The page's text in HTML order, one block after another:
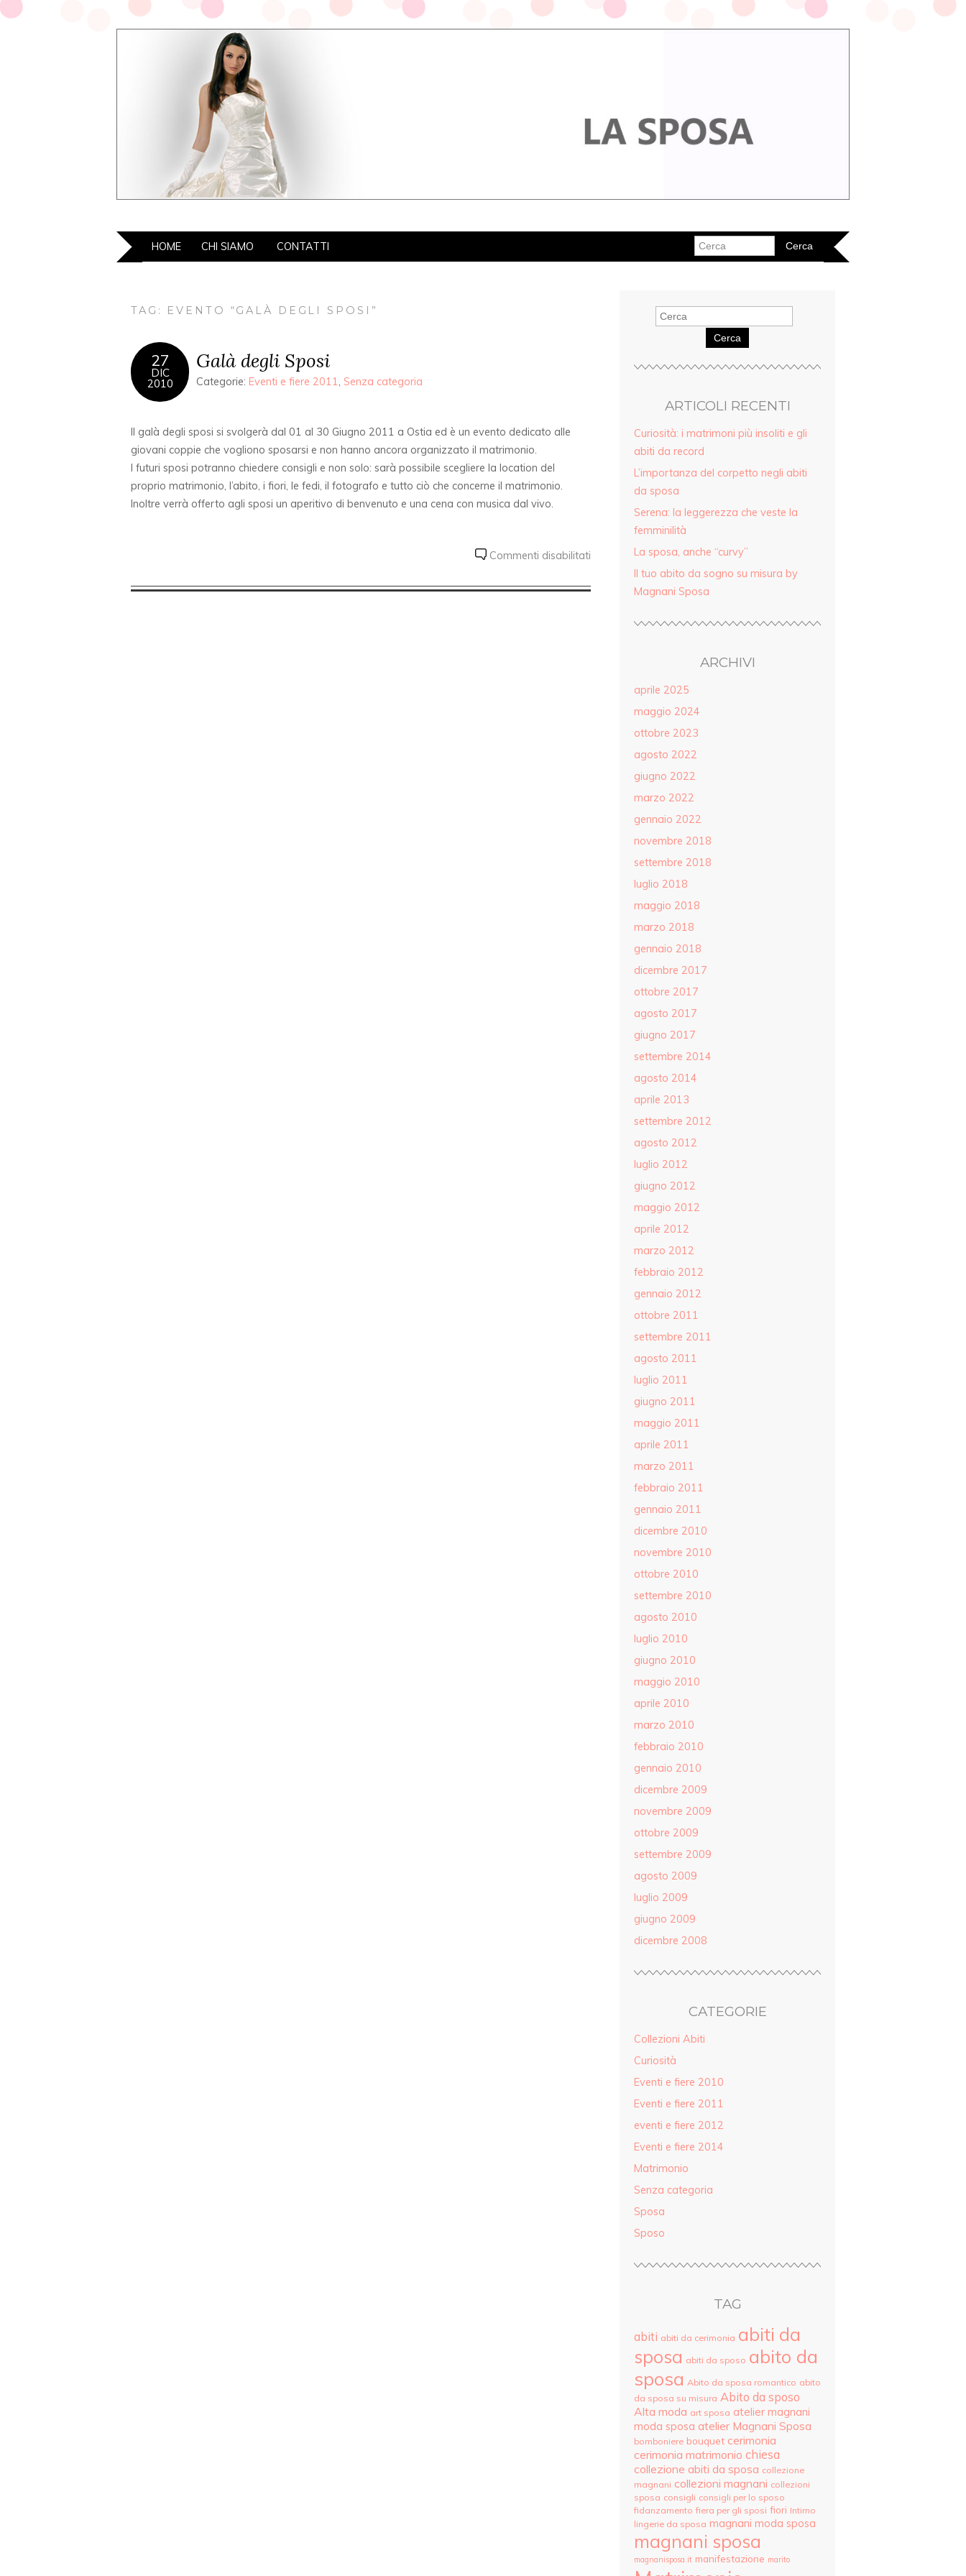
HOME CHI SIAMO CONTATTI
TAG: EVENTO “GALÀ DEGLI SPOSI”
27
DIC
2010
Galà degli Sposi
Categorie: Eventi e fiere 2011, Senza categoria
Il galà degli sposi si svolgerà dal 01 al 30 Giugno 2011 a Ostia ed è un evento dedicato alle
giovani coppie che vogliono sposarsi e non hanno ancora organizzato il matrimonio.
I futuri sposi potranno chiedere consigli e non solo: sarà possibile scegliere la location del
proprio matrimonio, l’abito, i fiori, le fedi, il fotografo e tutto ciò che concerne il matrimonio.
Inoltre verrà offerto agli sposi un aperitivo di benvenuto e una cena con musica dal vivo.
Commenti disabilitati
Cerca
ARTICOLI RECENTI
Curiosità: i matrimoni più insoliti e gli
abiti da record
L’importanza del corpetto negli abiti
da sposa
Serena: la leggerezza che veste la
femminilità
La sposa, anche “curvy”
Il tuo abito da sogno su misura by
Magnani Sposa
ARCHIVI
aprile 2025
maggio 2024
ottobre 2023
agosto 2022
giugno 2022
marzo 2022
gennaio 2022
novembre 2018
settembre 2018
luglio 2018
maggio 2018
marzo 2018
gennaio 2018
dicembre 2017
ottobre 2017
agosto 2017
giugno 2017
settembre 2014
agosto 2014
aprile 2013
settembre 2012
agosto 2012
luglio 2012
giugno 2012
maggio 2012
aprile 2012
marzo 2012
febbraio 2012
gennaio 2012
ottobre 2011
settembre 2011
agosto 2011
luglio 2011
giugno 2011
maggio 2011
aprile 2011
marzo 2011
febbraio 2011
gennaio 2011
dicembre 2010
novembre 2010
ottobre 2010
settembre 2010
agosto 2010
luglio 2010
giugno 2010
maggio 2010
aprile 2010
marzo 2010
febbraio 2010
gennaio 2010
dicembre 2009
novembre 2009
ottobre 2009
settembre 2009
agosto 2009
luglio 2009
giugno 2009
dicembre 2008
CATEGORIE
Collezioni Abiti
Curiosità
Eventi e fiere 2010
Eventi e fiere 2011
eventi e fiere 2012
Eventi e fiere 2014
Matrimonio
Senza categoria
Sposa
Sposo
TAG
abiti abiti da cerimonia abiti da
sposa abiti da sposo abito da
sposa Abito da sposa romantico abito
da sposa su misura Abito da sposo
Alta moda art sposa atelier magnani
moda sposa atelier Magnani Sposa
bomboniere bouquet cerimonia
cerimonia matrimonio chiesa
collezione abiti da sposa collezione
magnani collezioni magnani collezioni
sposa consigli consigli per lo sposo
fidanzamento fiera per gli sposi fiori Intimo
lingerie da sposa magnani moda sposa
magnani sposa
magnanisposa.it manifestazione marito